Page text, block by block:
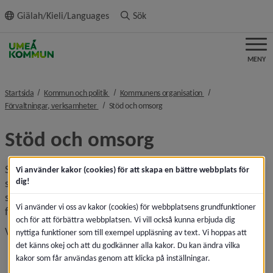
innehållet
Giälah/Kieli/Languages Sök
MENY
Startsida Kommun och politik nivå i brödsmulenavigeringen
Kommunens organisation nivå i
Förvaltningar, verksamheter nivå i brödsmulenavigeringen
Stöd och omsorgnivå i brödsmulenavigeringen
Stöd och omsorg
Stöd och omsorg (socialtjänsten) är en del av kommunen
som ger stöd och omsorg till barn/unga, vuxna och äldre
som bor eller befinner sig i Umeå. Politiskt ansvarig nämnd
för området är individ- och familjenämnden.
Viktiga grundpelare i detta arbete är att
främja människors sociala och ekonomiska trygghet,
jämlikhet i levnadsvillkor samt verka för goda
Vi använder kakor (cookies) för att skapa en bättre webbplats för
dig!
Vi använder vi oss av kakor (cookies) för webbplatsens grundfunktioner
och för att förbättra webbplatsen. Vi vill också kunna erbjuda dig
nyttiga funktioner som till exempel uppläsning av text. Vi hoppas att
det känns okej och att du godkänner alla kakor. Du kan ändra vilka
kakor som får användas genom att klicka på inställningar.